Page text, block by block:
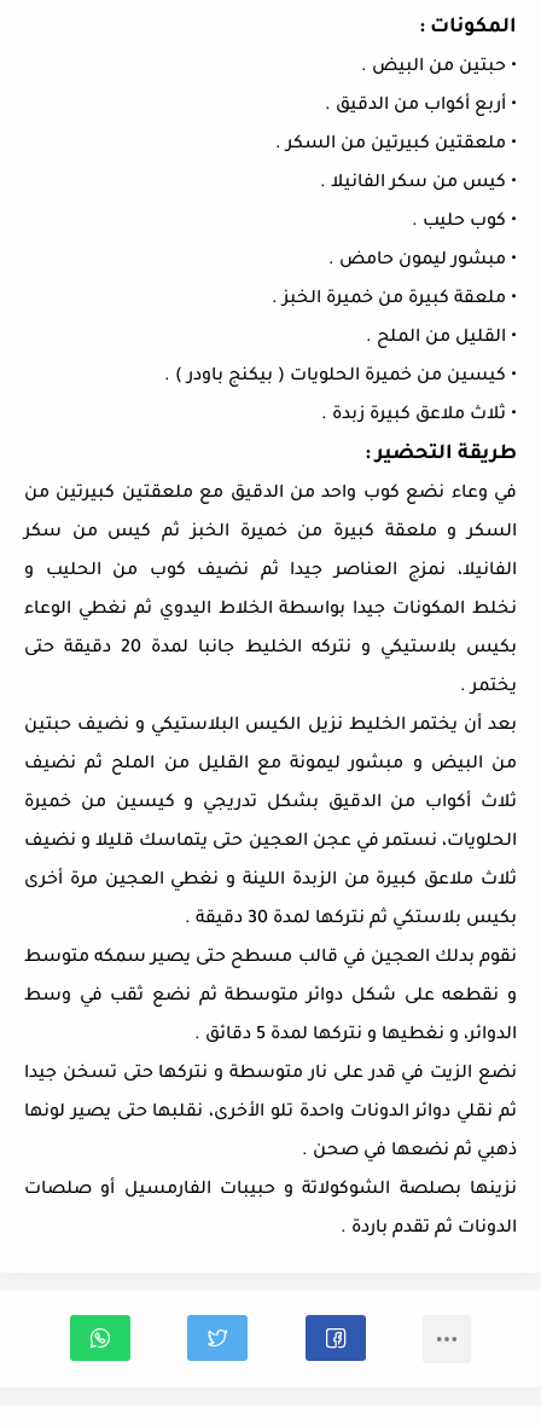
المكونات :
• حبتين من البيض .
• أربع أكواب من الدقيق .
• ملعقتين كبيرتين من السكر .
• كيس من سكر الفانيلا .
• كوب حليب .
• مبشور ليمون حامض .
• ملعقة كبيرة من خميرة الخبز .
• القليل من الملح .
• كيسين من خميرة الحلويات ( بيكنج باودر ) .
• ثلاث ملاعق كبيرة زبدة .
طريقة التحضير :
في وعاء نضع كوب واحد من الدقيق مع ملعقتين كبيرتين من
السكر و ملعقة كبيرة من خميرة الخبز ثم كيس من سكر
الفانيلا، نمزج العناصر جيدا ثم نضيف كوب من الحليب و
نخلط المكونات جيدا بواسطة الخلاط اليدوي ثم نغطي الوعاء
بكيس بلاستيكي و نتركه الخليط جانبا لمدة 20 دقيقة حتى
يختمر .
بعد أن يختمر الخليط نزيل الكيس البلاستيكي و نضيف حبتين
من البيض و مبشور ليمونة مع القليل من الملح ثم نضيف
ثلاث أكواب من الدقيق بشكل تدريجي و كيسين من خميرة
الحلويات، نستمر في عجن العجين حتى يتماسك قليلا و نضيف
ثلاث ملاعق كبيرة من الزبدة اللينة و نغطي العجين مرة أخرى
بكيس بلاستكي ثم نتركها لمدة 30 دقيقة .
نقوم بدلك العجين في قالب مسطح حتى يصير سمكه متوسط
و نقطعه على شكل دوائر متوسطة ثم نضع ثقب في وسط
الدوائر، و نغطيها و نتركها لمدة 5 دقائق .
نضع الزيت في قدر على نار متوسطة و نتركها حتى تسخن جيدا
ثم نقلي دوائر الدونات واحدة تلو الأخرى، نقلبها حتى يصير لونها
ذهبي ثم نضعها في صحن .
نزينها بصلصة الشوكولاتة و حبيبات الفارمسيل أو صلصات
الدونات ثم تقدم باردة .